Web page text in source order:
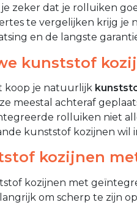
zeker dat je rolluiken
te vergelijken krijg je
en de langste
kunststof
koop je natuurlijk
meestal achteraf
rolluiken niet
kunststof kozijnen
kozijnen
kozijnen met
om scherp te zijn